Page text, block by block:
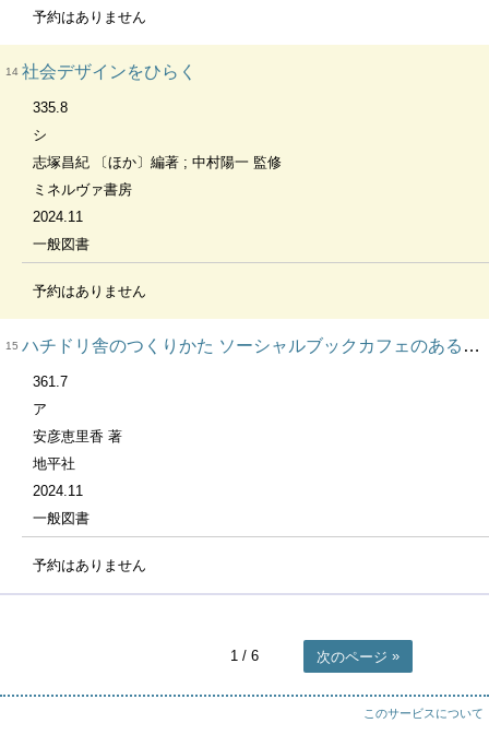
予約はありません
14 社会デザインをひらく
335.8
シ
志塚昌紀 〔ほか〕編著 ; 中村陽一 監修
ミネルヴァ書房
2024.11
一般図書
予約はありません
15 ハチドリ舎のつくりかた ソーシャルブックカフェのある街へ
361.7
ア
安彦恵里香 著
地平社
2024.11
一般図書
予約はありません
1 / 6 次のページ
このサービスについて